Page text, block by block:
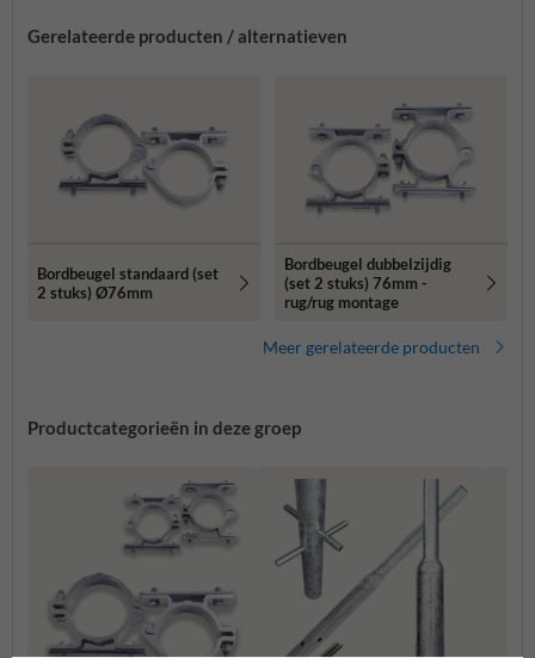
Gerelateerde producten / alternatieven
Bordbeugel standaard (set
2 stuks) Ø76mm
Bordbeugel dubbelzijdig
(set 2 stuks) 76mm -
rug/rug montage
Meer gerelateerde producten
Productcategorieën in deze groep